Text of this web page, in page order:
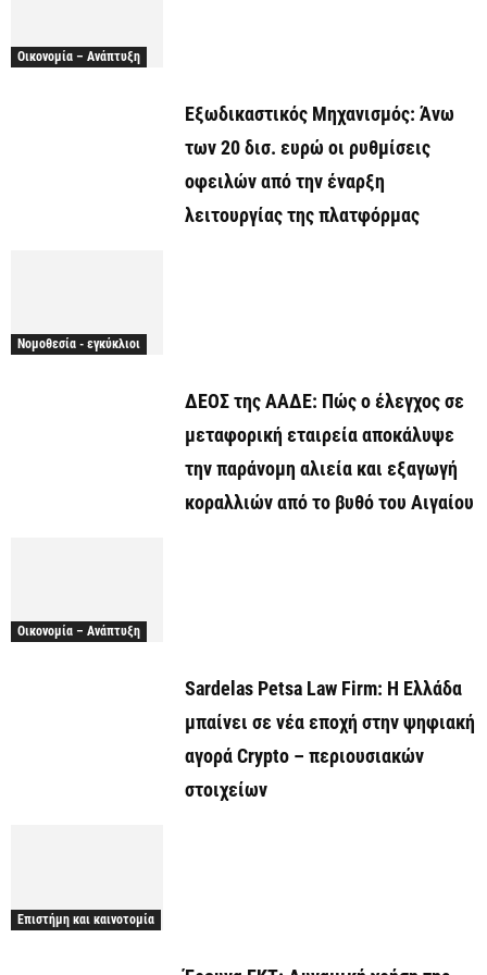
Οικονομία – Ανάπτυξη
Εξωδικαστικός Μηχανισμός: Άνω
των 20 δισ. ευρώ οι ρυθμίσεις
οφειλών από την έναρξη
λειτουργίας της πλατφόρμας
Νομοθεσία - εγκύκλιοι
ΔΕΟΣ της ΑΑΔΕ: Πώς ο έλεγχος σε
μεταφορική εταιρεία αποκάλυψε
την παράνομη αλιεία και εξαγωγή
κοραλλιών από το βυθό του Αιγαίου
Οικονομία – Ανάπτυξη
Sardelas Petsa Law Firm: Η Ελλάδα
μπαίνει σε νέα εποχή στην ψηφιακή
αγορά Crypto – περιουσιακών
στοιχείων
Επιστήμη και καινοτομία